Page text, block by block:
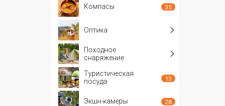
Компасы 35
Оптика
Походное
снаряжение
Туристическая
посуда
13
Экшн-камеры 28